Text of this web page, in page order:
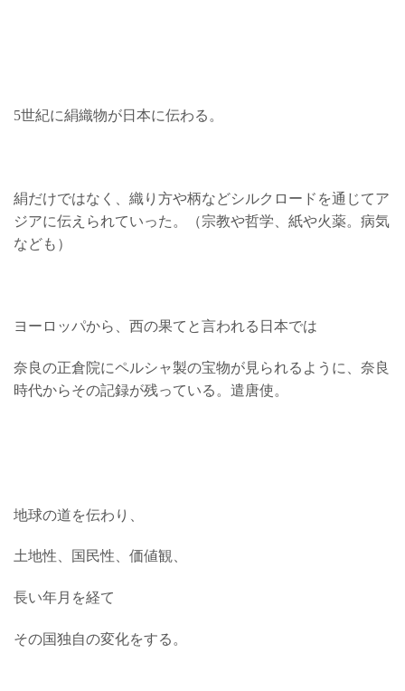
5世紀に絹織物が日本に伝わる。
絹だけではなく、織り方や柄などシルクロードを通じてア
ジアに伝えられていった。（宗教や哲学、紙や火薬。病気
なども）
ヨーロッパから、西の果てと言われる日本では
奈良の正倉院にペルシャ製の宝物が見られるように、奈良
時代からその記録が残っている。遣唐使。
地球の道を伝わり、
土地性、国民性、価値観、
長い年月を経て
その国独自の変化をする。